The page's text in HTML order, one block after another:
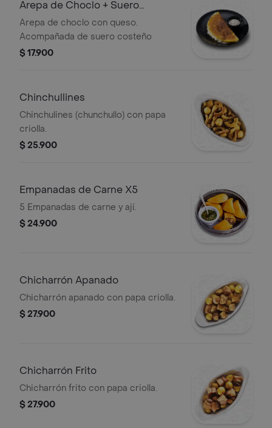
Arepa de Choclo + Suero
Costeño
Arepa de choclo con queso.
Acompañada de suero costeño
$ 17.900
Chinchullines
Chinchulines (chunchullo) con papa
criolla.
$ 25.900
Empanadas de Carne X5
5 Empanadas de carne y ají.
$ 24.900
Chicharrón Apanado
Chicharrón apanado con papa criolla.
$ 27.900
Chicharrón Frito
Chicharrón frito con papa criolla.
$ 27.900